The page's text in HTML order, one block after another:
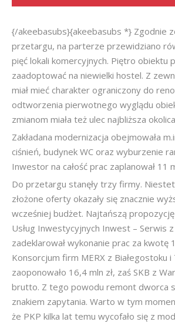
{/akeebasubs}{akeebasubs *} Zgodnie
przetargu, na parterze przewidziano
pięć lokali komercyjnych. Piętro obiektu
zaadoptować na niewielki hostel. Z
miał mieć charakter ograniczony do
odtworzenia pierwotnego wyglądu
zmianom miała też ulec najbliższa
Zakładana modernizacja obejmowała
ciśnień, budynek WC oraz wyburzenie
Inwestor na całość prac zaplanował 11
Do przetargu stanęły trzy firmy.
złożone oferty okazały się znacznie
wcześniej budżet. Najtańszą propozycję
Usług Inwestycyjnych Inwest – Serwis
zadeklarował wykonanie prac za kwotę
Konsorcjum firm MERX z Białegostoku
zaoponowało 16,4 mln zł, zaś SKB z
brutto. Z tego powodu remont dworca
znakiem zapytania. Warto w tym
że PKP kilka lat temu wycofało się z